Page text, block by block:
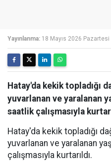
Yayınlanma: 18 Mayıs 2026 Pazartesi
Hatay'da kekik topladığı
yuvarlanan ve yaralanan
saatlik çalışmasıyla
Hatay'da kekik topladığı
yuvarlanan ve yaralanan
çalışmasıyla kurtarıldı.